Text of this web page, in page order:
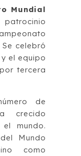
Mundial
celebró
el equipo
tercera
de
crecido
mundo.
Mundo
como